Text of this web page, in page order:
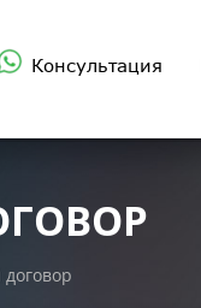
Консультация